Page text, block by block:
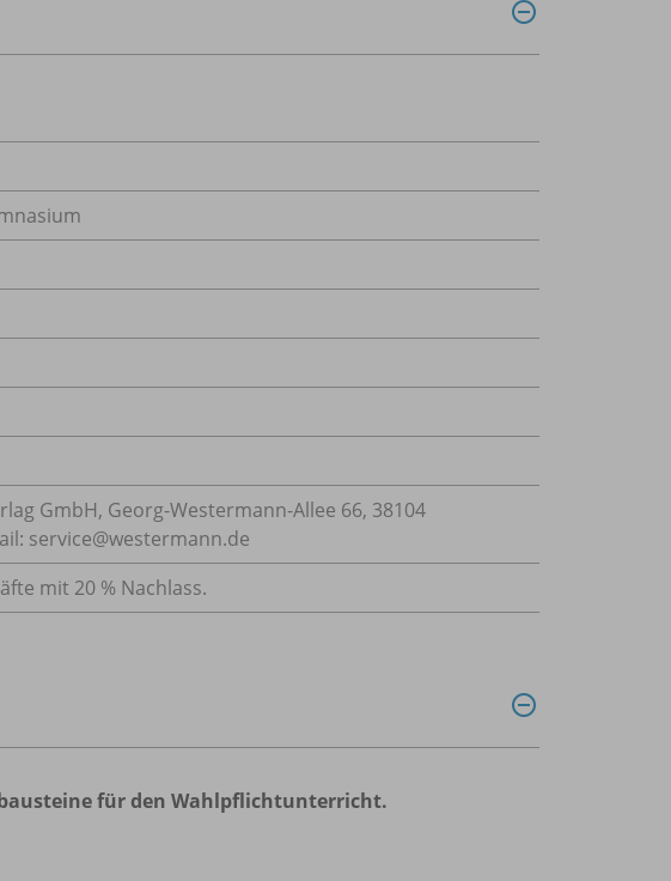
GmbH, Georg-Westermann-Allee 66, 38104
service@westermann.de
mit 20 % Nachlass.
für den Wahlpflichtunterricht.